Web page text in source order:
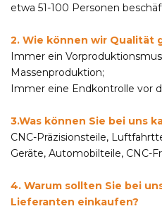
etwa 51-100 Personen
2. Wie können wir Qualität
Immer ein
Massenproduktion;
Immer eine Endkontrolle vor
3.Was können Sie bei uns
CNC-Präzisionsteile,
Geräte, Automobilteile, CNC-
4. Warum sollten Sie bei
Lieferanten einkaufen?